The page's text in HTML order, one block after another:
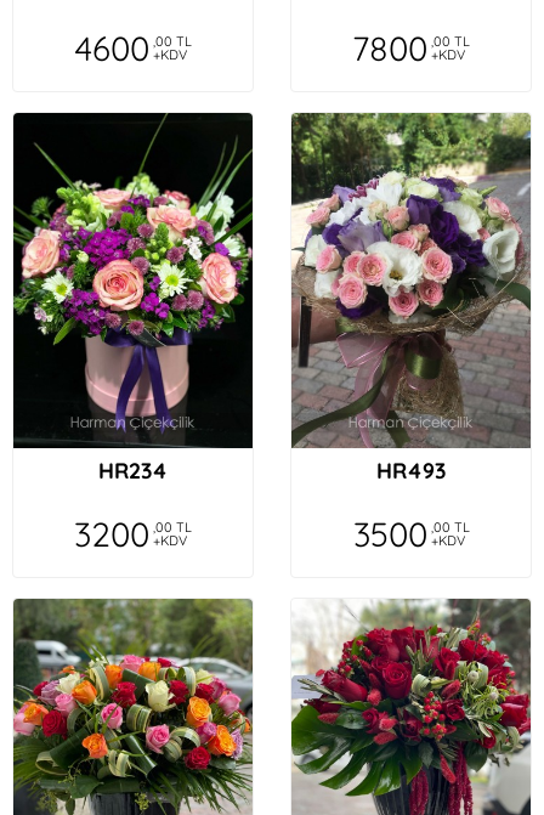
4600 ,00 TL
+KDV 7800 ,00 TL
+KDV
HR234
3200 ,00 TL
+KDV
HR493
3500 ,00 TL
+KDV